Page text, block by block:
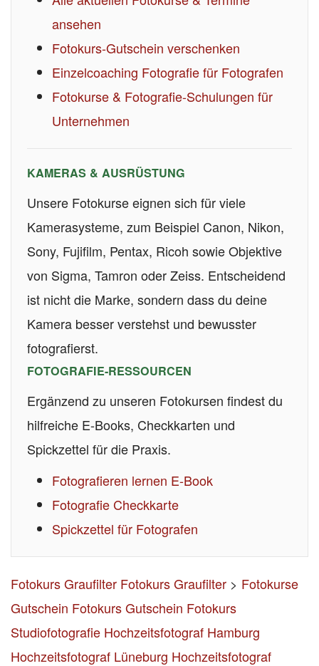
ansehen
Fotokurs-Gutschein verschenken
Einzelcoaching Fotografie für Fotografen
Fotokurse & Fotografie-Schulungen für
Unternehmen
KAMERAS & AUSRÜSTUNG
Unsere Fotokurse eignen sich für viele
Kamerasysteme, zum Beispiel Canon, Nikon,
Sony, Fujifilm, Pentax, Ricoh sowie Objektive
von Sigma, Tamron oder Zeiss. Entscheidend
ist nicht die Marke, sondern dass du deine
Kamera besser verstehst und bewusster
fotografierst.
FOTOGRAFIE-RESSOURCEN
Ergänzend zu unseren Fotokursen findest du
hilfreiche E-Books, Checkkarten und
Spickzettel für die Praxis.
Fotografieren lernen E-Book
Fotografie Checkkarte
Spickzettel für Fotografen
Fotokurs Graufilter Fotokurs Graufilter > Fotokurse
Gutschein Fotokurs Gutschein Fotokurs
Studiofotografie Hochzeitsfotograf Hamburg
Hochzeitsfotograf Lüneburg Hochzeitsfotograf